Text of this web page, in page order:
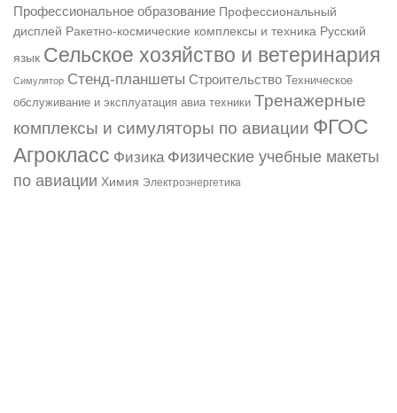
Профессиональное образование Профессиональный
дисплей Ракетно-космические комплексы и техника Русский
язык Сельское хозяйство и ветеринария
Симулятор Стенд-планшеты Строительство
Техническое
обслуживание и эксплуатация авиа техники Тренажерные
комплексы и симуляторы по авиации ФГОС
Агрокласс Физика Физические учебные макеты
по авиации Химия Электроэнергетика